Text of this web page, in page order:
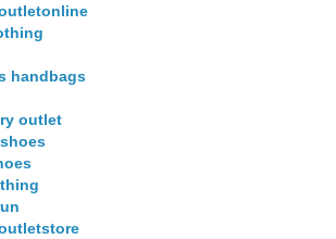
handbags
outlet